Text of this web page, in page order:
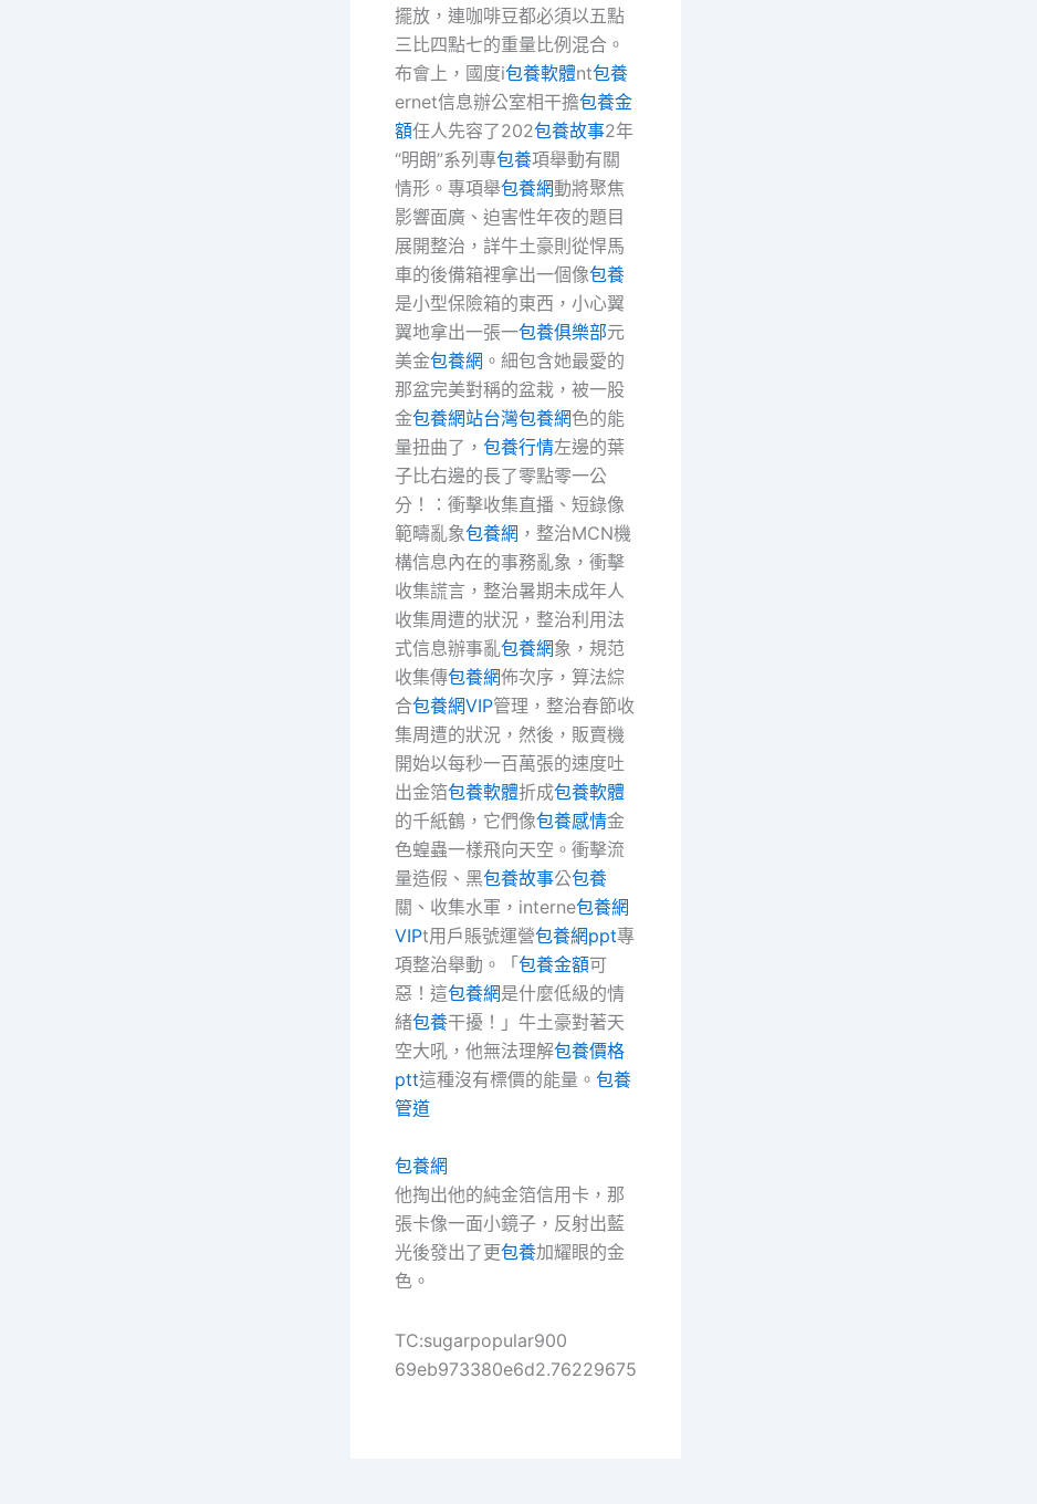
擺放，連咖啡豆都必須以五點
三比四點七的重量比例混合。
布會上，國度i包養軟體nt包養
ernet信息辦公室相干擔包養金
額任人先容了202包養故事2年
“明朗”系列專包養項舉動有關
情形。專項舉包養網動將聚焦
影響面廣、迫害性年夜的題目
展開整治，詳牛土豪則從悍馬
車的後備箱裡拿出一個像包養
是小型保險箱的東西，小心翼
翼地拿出一張一包養俱樂部元
美金包養網 。細包含她最愛的
那盆完美對稱的盆栽，被一股
金包養網站台灣包養網色的能
量扭曲了， 包養行情左邊的葉
子比右邊的長了零點零一公
分！：衝擊收集直播、短錄像
範疇亂象包養網 ，整治MCN機
構信息內在的事務亂象，衝擊
收集謊言，整治暑期未成年人
收集周遭的狀況，整治利用法
式信息辦事亂包養網象，規范
收集傳包養網佈次序，算法綜
合包養網VIP管理，整治春節收
集周遭的狀況，然後，販賣機
開始以每秒一百萬張的速度吐
出金箔包養軟體折成包養軟體
的千紙鶴，它們像包養感情金
色蝗蟲一樣飛向天空。衝擊流
量造假、黑包養故事公包養
關、收集水軍，interne包養網
VIPt用戶賬號運營包養網ppt專
項整治舉動。「 包養金額可
惡！這包養網是什麼低級的情
緒包養干擾！」牛土豪對著天
空大吼，他無法理解包養價格
ptt這種沒有標價的能量。 包養
管道
包養網
他掏出他的純金箔信用卡，那
張卡像一面小鏡子，反射出藍
光後發出了更包養加耀眼的金
色。
TC:sugarpopular900
69eb973380e6d2.76229675